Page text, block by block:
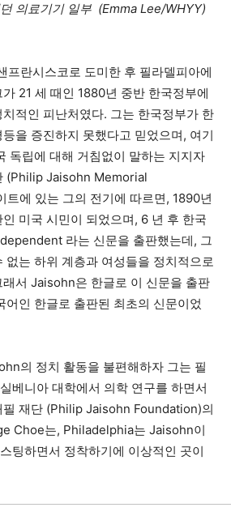
의료기기 일부 (Emma Lee/WHYY)
프란시스코로 도미한 후 필라델피아에
21 세 때인 1880년 중반 한국정부에
적인 피난처였다. 그는 한국정부가 한
을 증진하지 못했다고 믿었으며, 여기
독립에 대해 거침없이 말하는 지지자
(Philip Jaisohn Memorial
에 있는 그의 전기에 따르면, 1890년
미국 시민이 되었으며, 6 년 후 한국
라는 신문을 출판했는데, 그
없는 하위 계층과 여성들을 정치적으로
서 Jaisohn은 한글로 이 신문을 출판
어인 한글로 출판된 최초의 신문이었
의 정치 활동을 불편해하자 그는 필
베니아 대학에서 의학 연구를 하면서
필 재단 (Philip Jaisohn Foundation)의
Choe는, Philadelphia는 Jaisohn이
팅하면서 정착하기에 이상적인 곳이